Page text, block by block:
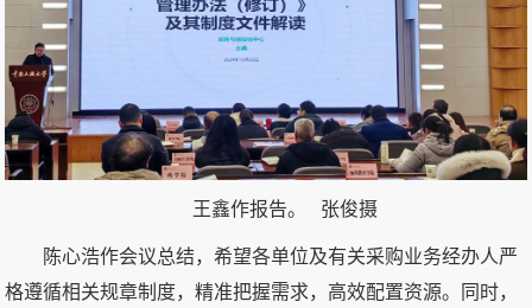
王鑫作报告。 张俊摄
陈心浩作会议总结，希望各单位及有关采购业务经办人严
格遵循相关规章制度，精准把握需求，高效配置资源。同时，